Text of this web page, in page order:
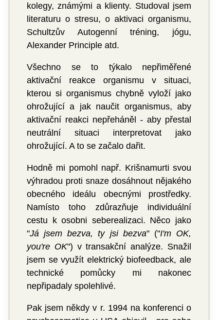
kolegy, známými a klienty. Studoval jsem
literaturu o stresu, o aktivaci organismu,
Schultzův Autogenní tréning, jógu,
Alexander Principle atd.
Všechno se to týkalo nepřiměřené
aktivační reakce organismu v situaci,
kterou si organismus chybně vyloží jako
ohrožující a jak naučit organismus, aby
aktivační reakci nepřeháněl - aby přestal
neutrální situaci interpretovat jako
ohrožující. A to se začalo dařit.
Hodně mi pomohl např. Krišnamurti svou
výhradou proti snaze dosáhnout nějakého
obecného ideálu obecnými prostředky.
Namísto toho zdůrazňuje individuální
cestu k osobni seberealizaci. Něco jako
"Já jsem bezva, ty jsi bezva" ("I'm OK,
you're OK") v transakční analýze. Snažil
jsem se využít elektrický biofeedback, ale
technické pomůcky mi nakonec
nepřipadaly spolehlivé.
Pak jsem někdy v r. 1994 na konferenci o